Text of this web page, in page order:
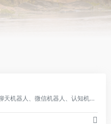
思知机器人、知识图谱、聊天机器人、微信机器人、认知机器人、机器人api、聊天机器人api。思知(OwnThink)是一个理想国，在人工智能方面不断努力着，希望有一天能够出现独立思考的人工智能机器人。项目开放了对话机器人、知识图谱、语义理解、语音识别、语音合成、自然语言处理工具。今后将开放世界上最大的知识图谱社区。人工智能机器人采用了基于知识图谱的语义感知与理解，让认知大脑成为可能。